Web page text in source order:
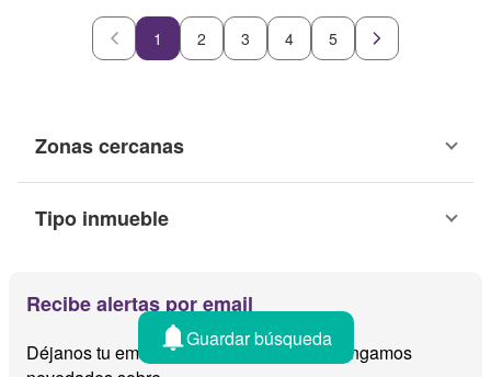
1 2 3 4 5
Zonas cercanas
Tipo inmueble
Recibe alertas por email
Déjanos tu email y te avisamos cuando tengamos
Guardar búsqueda